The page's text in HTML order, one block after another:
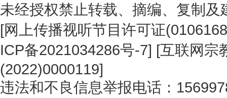
未经授权禁止转载、摘编、复制
[网上传播视听节目许可证
ICP备2021034286号-7] [互联网宗
(2022)0000119]
违法和不良信息举报电话：